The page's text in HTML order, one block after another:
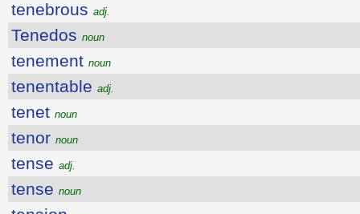
tenebrous adj.
Tenedos noun
tenement noun
tenentable adj.
tenet noun
tenor noun
tense adj.
tense noun